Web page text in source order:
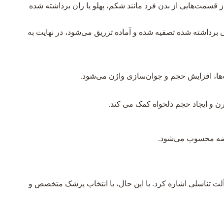
از بدن فرد مانند شکم، پهلو یا ران برداشته شده
برداشته شده تصفیه شده و آماده تزریق می‌شود، در نهایت به
افزایش حجم و جوان‌سازی واژن می‌شود.
و ایجاد حجم دلخواه کمک می کند.
محسوب می‌شود.
تناسلی اشاره کرد. با این حال، با انتخاب پزشک متخصص و